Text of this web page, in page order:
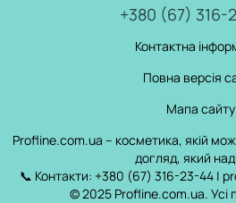
+380 (67) 316-
Контактна
Повна версія
Мапа сайту
Profline.com.ua – косметика, якій
догляд, який
📞 Контакти: +380 (67) 316-23-44 |
© 2025 Profline.com.ua. Усі